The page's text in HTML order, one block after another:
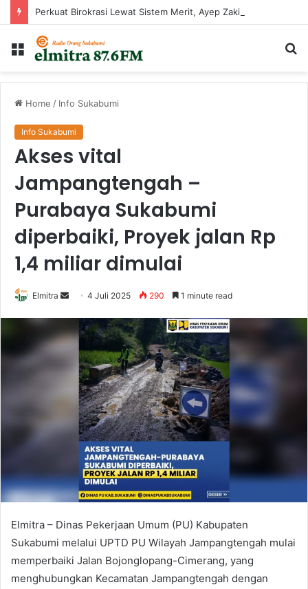
Menu
Home / Info Sukabumi
Info Sukabumi
Akses vital
Jampangtengah –
Purabaya Sukabumi
diperbaiki, Proyek jalan Rp
1,4 miliar dimulai
Elmitra
Send
email
4 Juli 2025 290 1 minute read
Elmitra – Dinas Pekerjaan Umum (PU) Kabupaten
Sukabumi melalui UPTD PU Wilayah Jampangtengah mulai
memperbaiki Jalan Bojonglopang-Cimerang, yang
menghubungkan Kecamatan Jampangtengah dengan